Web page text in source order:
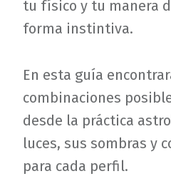
tu físico y tu manera
forma instintiva.
En esta guía
combinaciones
desde la práctica
luces, sus sombras y
para cada perfil.